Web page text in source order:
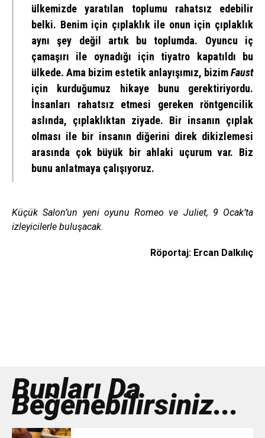
ülkemizde yaratılan toplumu rahatsız edebilir
belki. Benim için çıplaklık ile onun için çıplaklık
aynı şey değil artık bu toplumda. Oyuncu iç
çamaşırı ile oynadığı için tiyatro kapatıldı bu
ülkede. Ama bizim estetik anlayışımız, bizimFaust
için kurduğumuz hikaye bunu gerektiriyordu.
İnsanları rahatsız etmesi gereken röntgencilik
aslında, çıplaklıktan ziyade. Bir insanın çıplak
olması ile bir insanın diğerini direk dikizlemesi
arasında çok büyük bir ahlaki uçurum var. Biz
bunu anlatmaya çalışıyoruz.
Küçük Salon’un yeni oyunu Romeo ve Juliet, 9 Ocak’ta
izleyicilerle buluşacak.
Röportaj: Ercan Dalkılıç
Bunları Da
Beğenebilirsiniz...